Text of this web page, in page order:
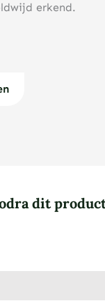
erkend.
dit